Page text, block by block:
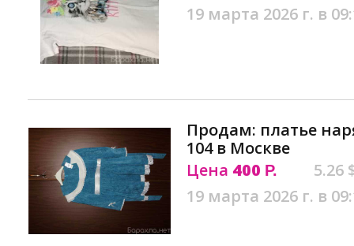
19 марта 2026 г. в
Продам: платье
104 в Москве
Цена 400 Р.
5.26
19 марта 2026 г. в